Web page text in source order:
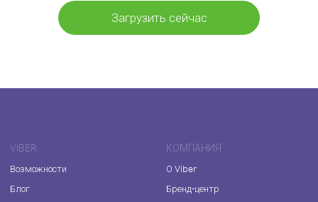
Загрузить сейчас
VIBER
Возможности
Блог
КОМПАНИЯ
О Viber
Бренд-центр